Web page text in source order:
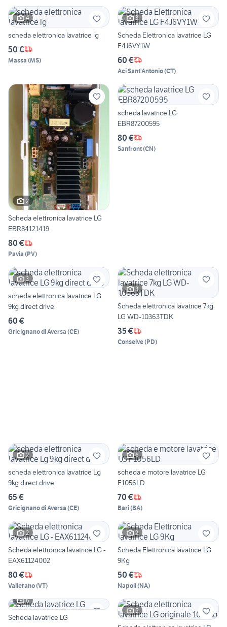
4
scheda elettronica lavatrice lg
50 €
Massa (MS)
3
Scheda Elettronica lavatrice LG
F4J6VY1W
60 €
Aci Sant'Antonio(CT)
2
Scheda elettronica lavatrice LG
EBR84121419
80 €
Pavia (PV)
scheda lavatrice LG
EBR87200595
80 €
Sanfront(CN)
3
scheda elettronica lavatrice LG
9kg direct drive
60 €
Gricignano di Aversa (CE)
3
Scheda elettronica lavatrice 7kg
LG WD-10363TDK
35 €
Conselve(PD)
2
scheda elettronica lavatrice Lg
9kg direct drive
65 €
Gricignano di Aversa (CE)
6
scheda e motore lavatrice LG
F1056LD
70 €
Bari(BA)
2
Scheda elettronica lavatrice LG -
EAX61124002
80 €
Vallerano(VT)
2
Scheda Elettronica lavatrice LG
9Kg
50 €
Napoli(NA)
6
Scheda lavatrice LG
5